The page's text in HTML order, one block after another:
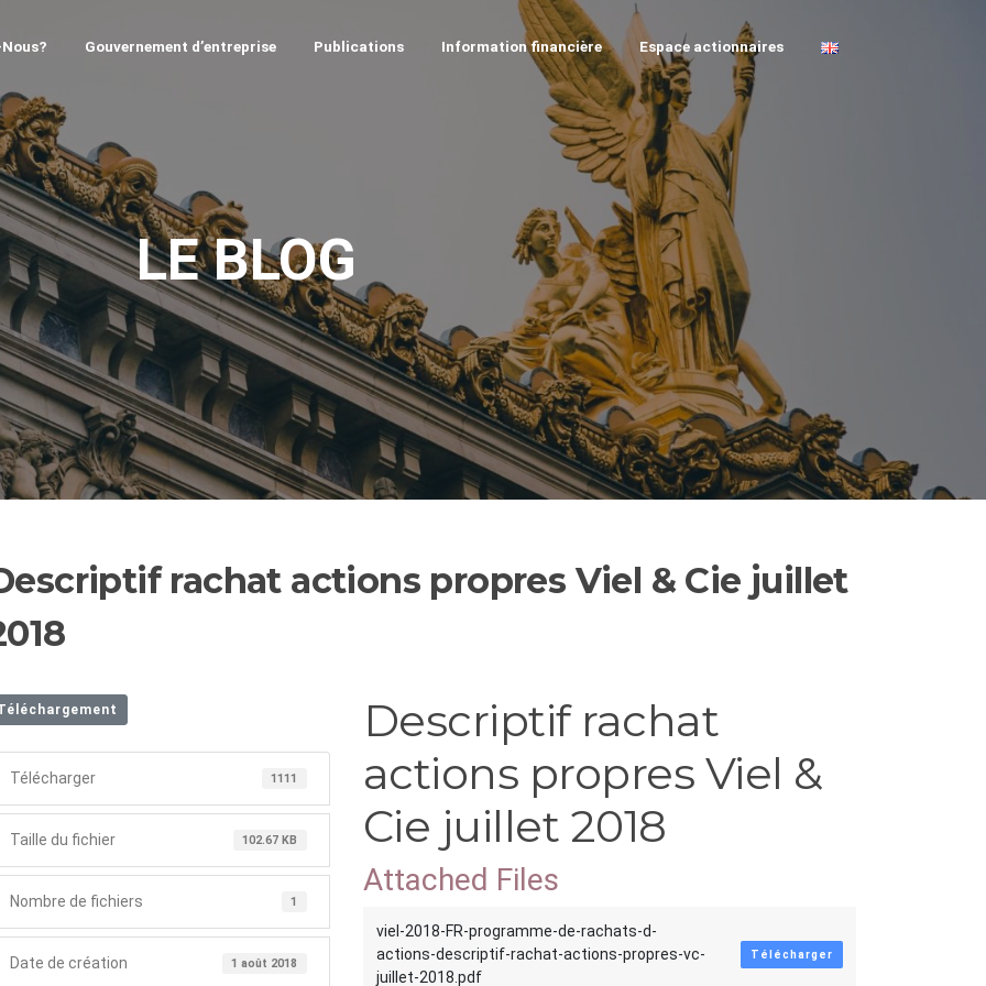
Gouvernement d’entreprise Publications Information financière Espace actionnaires
LE BLOG
rachat actions propres Viel & Cie juillet
Télécharger 1111
Taille du fichier 102.67 KB
Nombre de fichiers 1
Date de création 1 août 2018
Descriptif rachat
actions propres Viel &
Cie juillet 2018
Attached Files
viel-2018-FR-programme-de-rachats-d-
actions-descriptif-rachat-actions-propres-vc-
juillet-2018.pdf
Télécharger